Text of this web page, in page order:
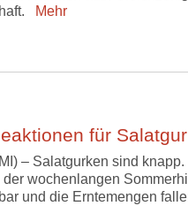
Mehr
für
– Salatgurken sind knapp.
wochenlangen
und die Erntemengen